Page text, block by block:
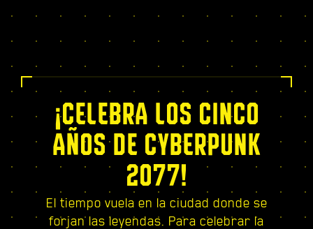
dinámicas misiones de mundo abierto,
más!
¡CELEBRA LOS CINCO
AÑOS DE CYBERPUNK
2077!
El tiempo vuela en la ciudad donde se
forjan las leyendas. Para celebrar la